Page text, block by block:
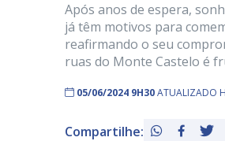
Após anos de espera,
já têm motivos para
reafirmando o seu
ruas do Monte Castelo é
05/06/2024 9H30ATUALIZADO
Compartilhe: